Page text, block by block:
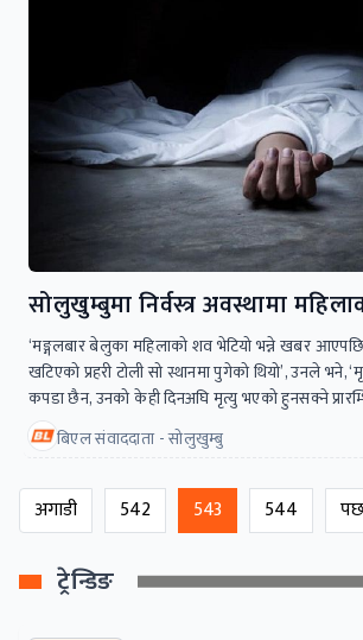
सोलुखुम्बुमा निर्वस्त्र अवस्थामा
‘मङ्गलबार बेलुका महिलाको शव भेटियो भन्ने खबर आएपछि
खटिएको प्रहरी टोली सो स्थानमा पुगेको थियो’, उनले भने,
कपडा छैन, उनको केही दिनअघि मृत्यु भएको हुनसक्ने
बिएल संवाददाता - सोलुखुम्बु
अगाडी 542 543 544
ट्रेन्डिङ